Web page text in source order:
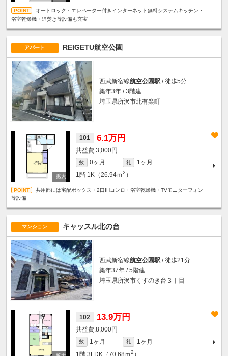
オートロック・エレベーター付きインターネット無料システムキッチン・
浴室乾燥機・追焚き等設備も充実
アパート REIGETU航空公園
西武新宿線航空公園駅 / 徒歩5分
築年3年 / 3階建
埼玉県所沢市北有楽町
101 6.1万円
3,000円
敷 0ヶ月 礼
1ヶ月
1階 1K（26.94ｍ2 ）
共用部には宅配ボックス・2口IHコンロ・浴室乾燥機・TVモニターフォン
等設備
マンション キャッスル北の台
西武新宿線航空公園駅 / 徒歩21分
築年37年 / 5階建
埼玉県所沢市くすのき台３丁目
102 13.9万円
8,000円
敷 1ヶ月 礼
1ヶ月
1階 3LDK（70.68ｍ2 ）